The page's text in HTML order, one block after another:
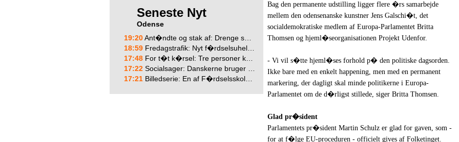
Seneste Nyt
Odense
19:20Ant�ndte og stak af: Drenge satte ild til motorcykel
18:59 Fredagstrafik: Nyt f�rdselsuheld p� motorvejen
17:48 For t�t k�rsel: Tre personer k�rt til OUH efter trafikuheld
17:22 Socialsager: Danskerne bruger ny sladretjeneste
17:21 Billedserie: En af F�rdselsskolens sidste dage
Bag den permanente udstilling ligger flere �rs samarbejde
mellem den odensenanske kunstner Jens Galschi�t, det
socialdemokratiske medlem af Europa-Parlamentet Britta
Thomsen og hjeml�seorganisationen Projekt Udenfor.
- Vi vil s�tte hjeml�ses forhold p� den politiske dagsorden.
Ikke bare med en enkelt happening, men med en permanent
markering, der dagligt skal minde politikerne i Europa-
Parlamentet om de d�rligst stillede, siger Britta Thomsen.
Glad pr�sident
Parlamentets pr�sident Martin Schulz er glad for gaven, som -
for at f�lge EU-proceduren - officielt gives af Folketinget.